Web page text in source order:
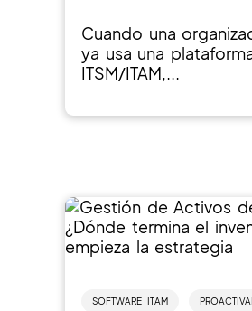
Cuando una
ya usa una
ITSM/ITAM,...
SOFTWARE ITAM